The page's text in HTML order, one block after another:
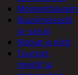
Ruuvimeisselit
ja -sarjat
Nitojat ja niitit
Tuurnat,
meistit ja